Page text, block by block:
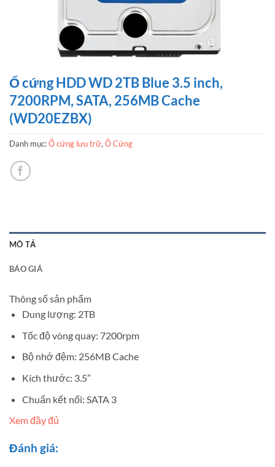
Ổ cứng HDD WD 2TB Blue 3.5 inch,
7200RPM, SATA, 256MB Cache
(WD20EZBX)
Danh mục:Ổ cứng lưu trữ, Ổ Cứng
MÔ TẢ
BÁO GIÁ
Thông số sản phẩm
Dung lượng: 2TB
Tốc độ vòng quay: 7200rpm
Bộ nhớ đệm: 256MB Cache
Kích thước: 3.5”
Chuẩn kết nối: SATA 3
Xem đầy đủ
Đánh giá: